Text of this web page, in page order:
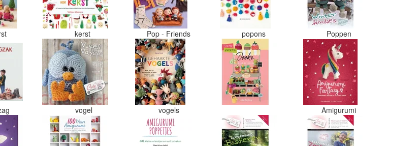
kerst Pop - Friends popons Poppen
vogel vogels Amigurumi